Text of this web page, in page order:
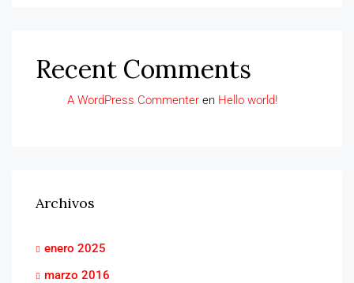
Recent Comments
A WordPress Commenter en Hello world!
Archivos
enero 2025
marzo 2016